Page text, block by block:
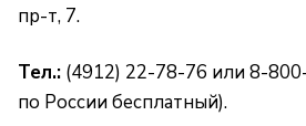
пр-т, 7.
Тел.: (4912) 22-78-76 или 8-
по России бесплатный).